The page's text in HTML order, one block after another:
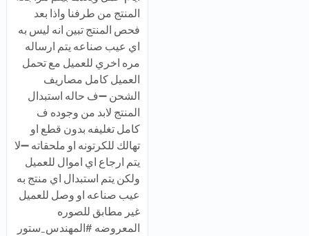
المنتج من طرفنا واذا بعد
فحص المنتج تبين انه ليس به
اي عيب صناعه يتم ارساله
مره اخري للعميل مع تحمل
العميل كامل مصاريف
الشحن ➖ف حاله استبدال
المنتج لابد من وجوده ف
كامل تغليفه بدون قطع او
تهالك للكرتونه او ملحقاته ➖لا
يتم ارجاع اي اموال للعميل
ولكن يتم استبدال اي منتج به
عيب صناعه او وصل للعميل
غير مطابق للصوره
المعروضه #المهندس_ستور